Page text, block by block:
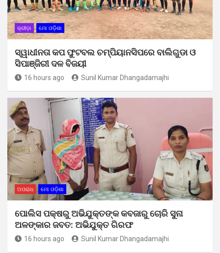
କ୍ରୀଡ଼ା ମୋ ଓଡ଼ିଶା
ସ୍ୱାଧୀନତା କପ ଫୁଟବଲ ଚମ୍ପିୟାନସିପରେ ବାଲିଗୁଡା ଓ
ସିପାଞ୍ଜିରୀ ଦଳ ବିଜୟୀ
16 hours ago Sunil Kumar Dhangadamajhi
ଅପରାଧ ମୋ ଓଡ଼ିଶା
ପୋଲିସ ପକ୍ଷରୁ ଅଭିଯୁକ୍ତଙ୍କ କବଜାରୁ ଚୋରି ସୁନା
ଅଳଙ୍କାର ଜବତ: ଅଭିଯୁକ୍ତ ଗିରଫ
16 hours ago Sunil Kumar Dhangadamajhi